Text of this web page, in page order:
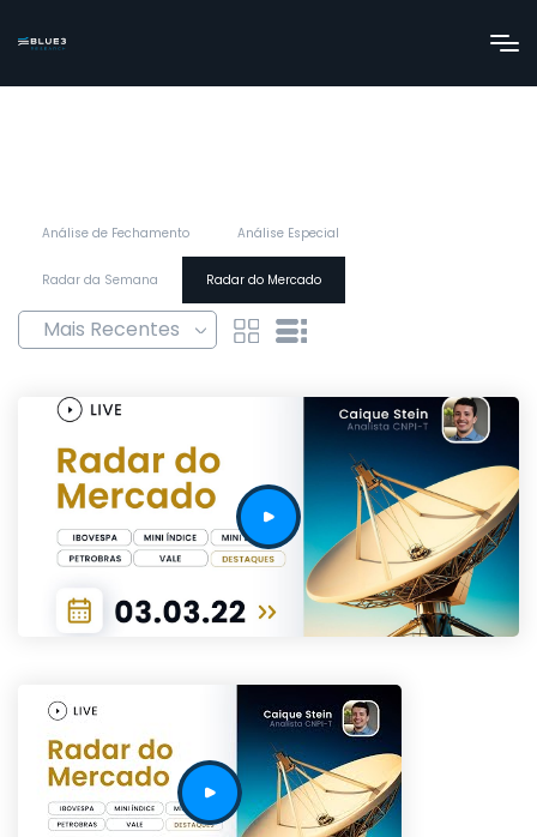
Análise de Fechamento Análise Especial
Radar da Semana Radar do Mercado